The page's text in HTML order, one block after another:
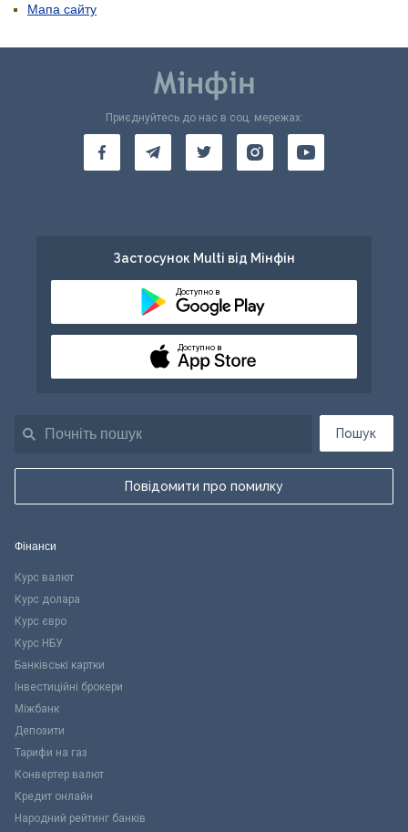
Мапа сайту
Пошук
Повідомити про помилку
Приєднуйтесь до нас в соц. мережах:
Застосунок Multi від Мінфін
Доступно в
Доступно в
Фінанси
Курс валют
Курс долара
Курс євро
Курс НБУ
Банківські картки
Інвестиційні брокери
Міжбанк
Депозити
Тарифи на газ
Конвертер валют
Кредит онлайн
Народний рейтинг банків